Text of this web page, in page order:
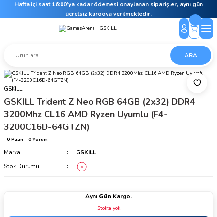
Hafta içi saat 16:00’ya kadar ödemesi onaylanan siparişler, aynı gün
ücretsiz kargoya verilmektedir.
ARA
GSKILL
GSKILL Trident Z Neo RGB 64GB (2x32) DDR4
3200Mhz CL16 AMD Ryzen Uyumlu (F4-
3200C16D-64GTZN)
0 Puan - 0 Yorum
Marka
GSKILL
Stok Durumu
Aynı Gün Kargo.
Stokta yok